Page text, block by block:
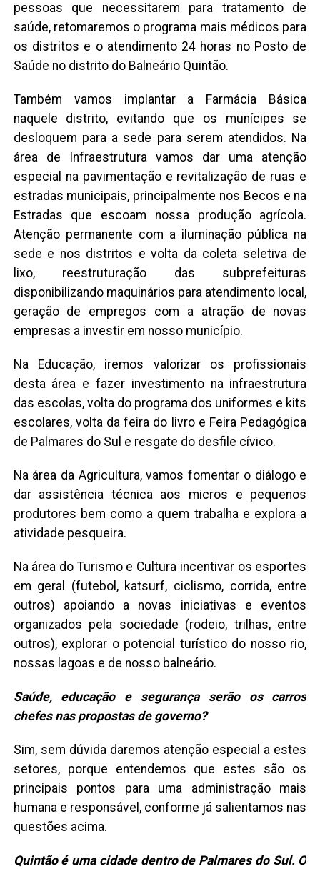
pessoas que necessitarem para tratamento de
saúde, retomaremos o programa mais médicos para
os distritos e o atendimento 24 horas no Posto de
Saúde no distrito do Balneário Quintão.
Também vamos implantar a Farmácia Básica
naquele distrito, evitando que os munícipes se
desloquem para a sede para serem atendidos. Na
área de Infraestrutura vamos dar uma atenção
especial na pavimentação e revitalização de ruas e
estradas municipais, principalmente nos Becos e na
Estradas que escoam nossa produção agrícola.
Atenção permanente com a iluminação pública na
sede e nos distritos e volta da coleta seletiva de
lixo, reestruturação das subprefeituras
disponibilizando maquinários para atendimento local,
geração de empregos com a atração de novas
empresas a investir em nosso município.
Na Educação, iremos valorizar os profissionais
desta área e fazer investimento na infraestrutura
das escolas, volta do programa dos uniformes e kits
escolares, volta da feira do livro e Feira Pedagógica
de Palmares do Sul e resgate do desfile cívico.
Na área da Agricultura, vamos fomentar o diálogo e
dar assistência técnica aos micros e pequenos
produtores bem como a quem trabalha e explora a
atividade pesqueira.
Na área do Turismo e Cultura incentivar os esportes
em geral (futebol, katsurf, ciclismo, corrida, entre
outros) apoiando a novas iniciativas e eventos
organizados pela sociedade (rodeio, trilhas, entre
outros), explorar o potencial turístico do nosso rio,
nossas lagoas e de nosso balneário.
Saúde, educação e segurança serão os carros
chefes nas propostas de governo?
Sim, sem dúvida daremos atenção especial a estes
setores, porque entendemos que estes são os
principais pontos para uma administração mais
humana e responsável, conforme já salientamos nas
questões acima.
Quintão é uma cidade dentro de Palmares do Sul. O